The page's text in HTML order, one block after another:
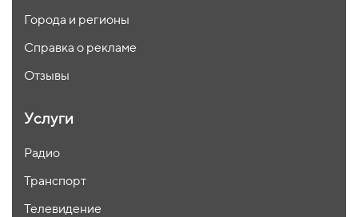
Города и регионы
Справка о рекламе
Отзывы
Услуги
Радио
Транспорт
Телевидение